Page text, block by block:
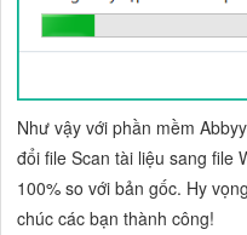
Như vậy với phần mềm
đổi file Scan tài liệu sang file
100% so với bản gốc. Hy
chúc các bạn thành công!